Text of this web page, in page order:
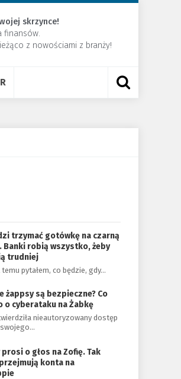
skrzynce!
finansów.
z nowościami z branży!
trzymać gotówkę na czarną
Banki robią wszystko, żeby
trudniej
pytałem, co będzie, gdy…
żappsy są bezpieczne? Co
o cyberataku na Żabkę
nieautoryzowany dostęp
o głos na Zofię. Tak
konta na